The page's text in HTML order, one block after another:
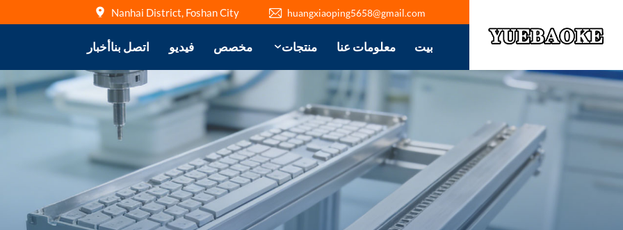
huangxiaoping5658@gmail.com
Nanhai District, Foshan City
بيت معلومات عنا منتجات مخصص فيديو اتصل بناأخبار